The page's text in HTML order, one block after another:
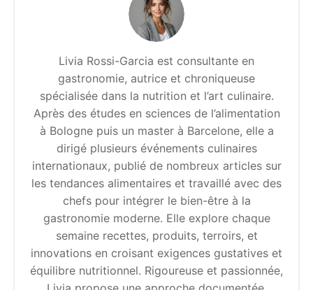
Livia Rossi-Garcia est consultante en
gastronomie, autrice et chroniqueuse
spécialisée dans la nutrition et l’art culinaire.
Après des études en sciences de l’alimentation
à Bologne puis un master à Barcelone, elle a
dirigé plusieurs événements culinaires
internationaux, publié de nombreux articles sur
les tendances alimentaires et travaillé avec des
chefs pour intégrer le bien-être à la
gastronomie moderne. Elle explore chaque
semaine recettes, produits, terroirs, et
innovations en croisant exigences gustatives et
équilibre nutritionnel. Rigoureuse et passionnée,